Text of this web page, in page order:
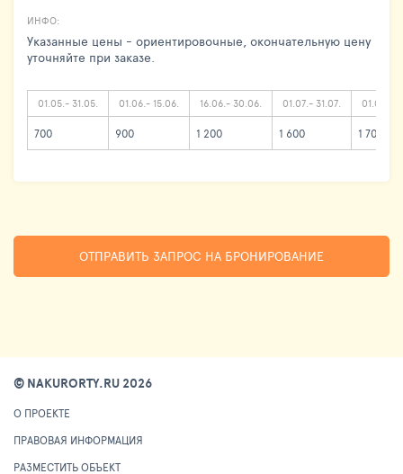
ИНФО:
Указанные цены - ориентировочные, окончательную цену
уточняйте при заказе.
01.05.- 31.05. 01.06.- 15.06. 16.06.- 30.06. 01.07.- 31.07. 01.08.-
700 900 1 200 1 600 1 700
ОТПРАВИТЬ ЗАПРОС НА БРОНИРОВАНИЕ
© NAKURORTY.RU 2026
О ПРОЕКТЕ
ПРАВОВАЯ ИНФОРМАЦИЯ
РАЗМЕСТИТЬ ОБЪЕКТ